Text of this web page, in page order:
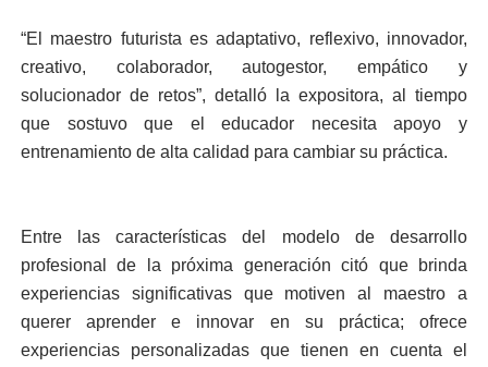
“El maestro futurista es adaptativo, reflexivo, innovador,
creativo, colaborador, autogestor, empático y
solucionador de retos”, detalló la expositora, al tiempo
que sostuvo que el educador necesita apoyo y
entrenamiento de alta calidad para cambiar su práctica.
Entre las características del modelo de desarrollo
profesional de la próxima generación citó que brinda
experiencias significativas que motiven al maestro a
querer aprender e innovar en su práctica; ofrece
experiencias personalizadas que tienen en cuenta el